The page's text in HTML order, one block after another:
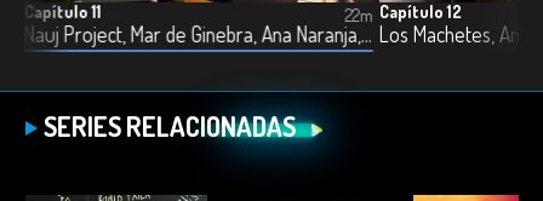
Capítulo 11
Nauj Project, Mar de Ginebra, Ana Naranja, Duplat y Bella Álvarez
22m Capítulo 12
SERIES RELACIONADAS